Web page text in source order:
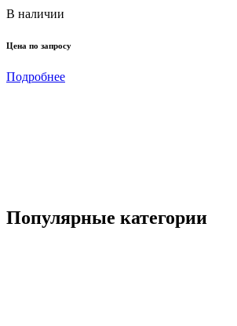
В наличии
Цена по запросу
Подробнее
Популярные категории